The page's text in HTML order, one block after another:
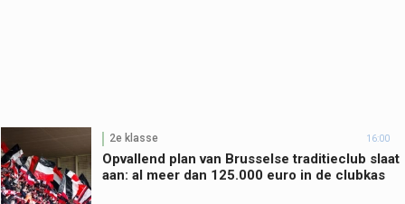
2e klasse 16:00
Opvallend plan van Brusselse traditieclub slaat
aan: al meer dan 125.000 euro in de clubkas